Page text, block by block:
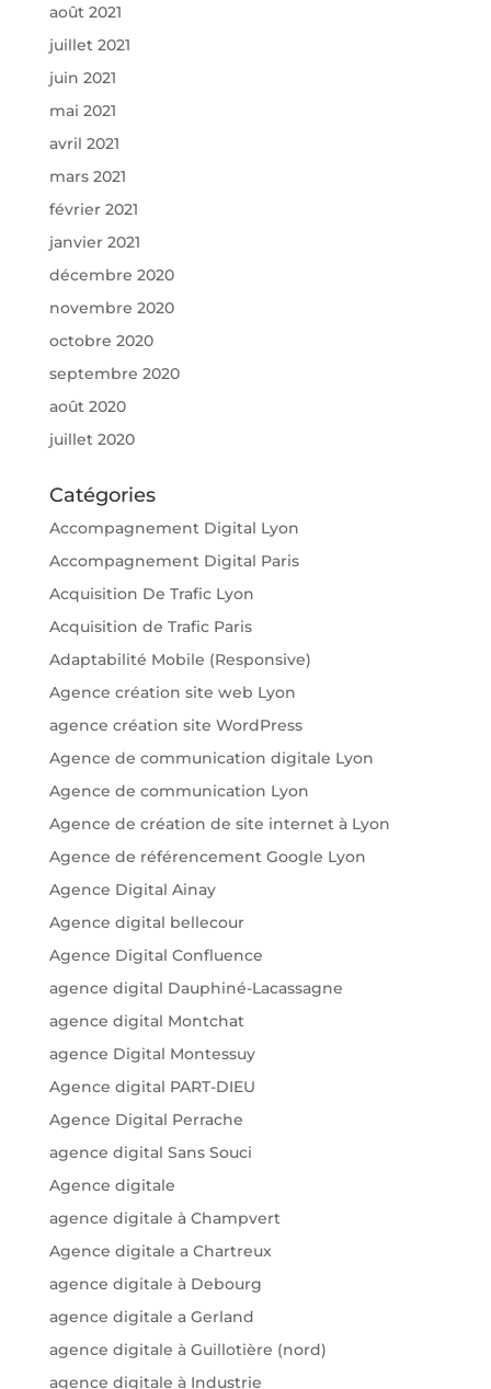
août 2021
juillet 2021
juin 2021
mai 2021
avril 2021
mars 2021
février 2021
janvier 2021
décembre 2020
novembre 2020
octobre 2020
septembre 2020
août 2020
juillet 2020
Catégories
Accompagnement Digital Lyon
Accompagnement Digital Paris
Acquisition De Trafic Lyon
Acquisition de Trafic Paris
Adaptabilité Mobile (Responsive)
Agence création site web Lyon
agence création site WordPress
Agence de communication digitale Lyon
Agence de communication Lyon
Agence de création de site internet à Lyon
Agence de référencement Google Lyon
Agence Digital Ainay
Agence digital bellecour
Agence Digital Confluence
agence digital Dauphiné-Lacassagne
agence digital Montchat
agence Digital Montessuy
Agence digital PART-DIEU
Agence Digital Perrache
agence digital Sans Souci
Agence digitale
agence digitale à Champvert
Agence digitale a Chartreux
agence digitale à Debourg
agence digitale a Gerland
agence digitale à Guillotière (nord)
agence digitale à Industrie